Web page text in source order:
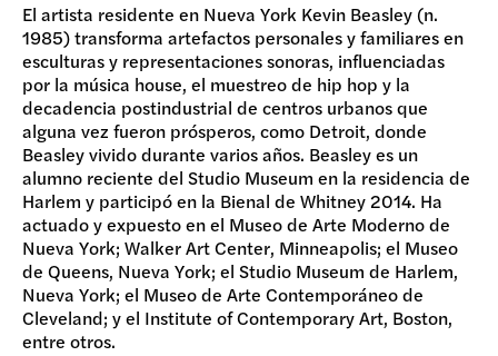
El artista residente en Nueva York Kevin Beasley (n.
1985) transforma artefactos personales y familiares en
esculturas y representaciones sonoras, influenciadas
por la música house, el muestreo de hip hop y la
decadencia postindustrial de centros urbanos que
alguna vez fueron prósperos, como Detroit, donde
Beasley vivido durante varios años. Beasley es un
alumno reciente del Studio Museum en la residencia de
Harlem y participó en la Bienal de Whitney 2014. Ha
actuado y expuesto en el Museo de Arte Moderno de
Nueva York; Walker Art Center, Minneapolis; el Museo
de Queens, Nueva York; el Studio Museum de Harlem,
Nueva York; el Museo de Arte Contemporáneo de
Cleveland; y el Institute of Contemporary Art, Boston,
entre otros.